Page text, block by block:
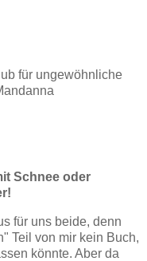
für ungewöhnliche
Schnee oder
für uns beide, denn
Teil von mir kein Buch,
könnte. Aber da